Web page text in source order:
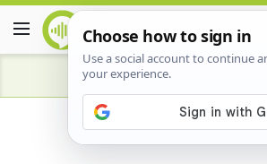
Advertisement